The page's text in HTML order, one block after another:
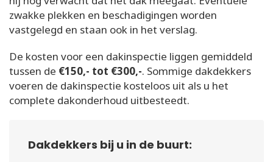
zwakke plekken en beschadigingen worden
vastgelegd en staan ook in het verslag.
De kosten voor een dakinspectie liggen gemiddeld
tussen de €150,- tot €300,-. Sommige dakdekkers
voeren de dakinspectie kosteloos uit als u het
complete dakonderhoud uitbesteedt.
Dakdekkers bij u in de buurt: